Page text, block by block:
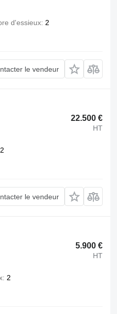
d'essieux 2
le vendeur
22.500 €
HT
2
le vendeur
5.900 €
HT
2